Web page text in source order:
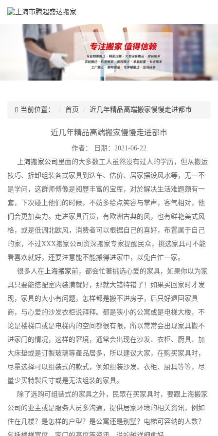
当前位置： 首页 近几年精品高端搬家慢慢走进都市
近几年精品高端搬家慢慢走进都市
作者：
日期：2021-06-22
上海搬家公司 里面的大多数工人虽然没有过人的学历，但从搬运
技巧、拆卸组装各式家具到迭车、估价、居家摆设风水等，无一不
是学问，这群师傅像是阅歷丰富的宝库，对於解决生活难题颇有一
套，下次碰上他们的时候，不妨多给点笑容与掌声，客气相对，他
们会更加卖力。走进家具百货，有欧洲古典的风，也有鲜艳美式风
格，或是低调北欧风，消费者可以根据自己的喜好，布置属于自己
的家，不过XXX搬家公司资深搬家专家提醒民众，挑选家具可不能
看喜欢就好，还要注意能不能搬得进家中，以免白忙一家。
很多人在 上海搬家前，都会忙著挑选心爱的家具，如果你以为家
具只要能搭配室内装潢就好，那就大错特错了！如果买回家时才发
现，家具的大小有问题，怎样都是搬不进房子，后只好退回家具
商，与心爱的沙发衣柜说拜拜。都是狭小的公寓或是电梯大楼，不
论是楼梯口或是电梯内的空间都很有限，所以常常会出现家具搬不
进家门的情况，这样的窘境，通常会出现在沙发、衣柜、厨具、加
大床垫或是订製玻璃等產品居多，所以建议大家，在购买家具时，
尽量选择可以组装式的款式，例如组装沙发、衣柜、厨具等等，尽
量少买特製尺寸或是无法组装的家具。
除了选购可组装式的家具之外，民眾在买家具时，要跟上海搬家
公司的业主或是服务人员多沟通，提供居家环境的相关资讯，例如
住在几楼？是怎样的户型？是公寓还是别墅？电梯可容纳的人数？